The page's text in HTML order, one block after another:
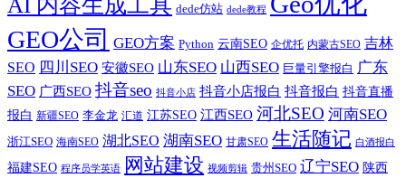
AI 内容生成工具 dede仿站 dede教程
GEO公司 GEO方案 Python 云南SEO 企优托 内蒙古SEO 吉林
SEO 四川SEO 安徽SEO 山东SEO 山西SEO 巨量引擎报白 广东
SEO 广西SEO 抖音seo 抖音小店 抖音小店报白 抖音报白 抖音直播
报白 新疆SEO 李金龙 汇道 江苏SEO 江西SEO 河北SEO 河南SEO
浙江SEO 海南SEO 湖北SEO 湖南SEO 甘肃SEO 生活随记 白酒报白
福建SEO 程序员学英语 网站建设 视频剪辑 贵州SEO 辽宁SEO 陕西